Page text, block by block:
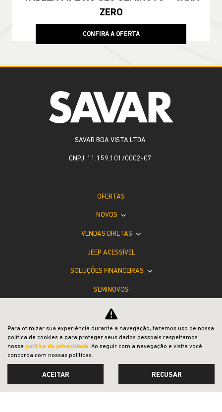
ZERO
CONFIRA A OFERTA
SAVAR BOA VISTA LTDA
CNPJ: 11.159.101/0002-07
OFERTAS
NOVOS
VENDAS DIRETAS
JEEP ACESSÍVEL
SOLUÇÕES FINANCEIRAS
SEMINOVOS
SHOWROOM VIRTUAL
PÓS-VENDAS
INSTITUCIONAL
Para otimizar sua experiência durante a navegação, fazemos uso de nossa
política de cookies e para proteger seus dados pessoais respeitamos
nossa política de privacidade. Ao seguir com a navegação e visita você
concorda com nossas políticas.
ACEITAR RECUSAR